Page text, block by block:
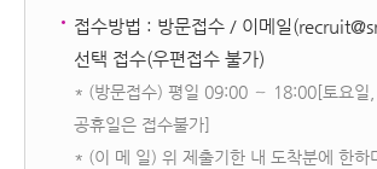
접수방법 : 방문접수 / 이메일
선택 접수(우편접수 불가)
* (방문접수) 평일 09:00 ～ 18:00[토요일,
공휴일은 접수불가]
* (이 메 일) 위 제출기한 내 도착분에 한하